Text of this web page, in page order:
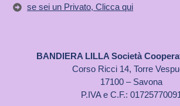
se sei un Privato, Clicca qui
BANDIERA LILLA Società
Corso Ricci 14, Torre
17100 – Savona
P.IVA e C.F.: